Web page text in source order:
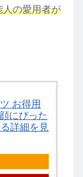
人の愛用者が
お得用
にぴった
詳細を見